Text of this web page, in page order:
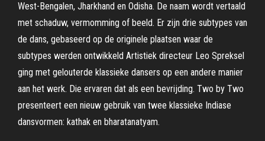
West-Bengalen, Jharkhand en Odisha. De naam wordt vertaald
met schaduw, vermomming of beeld. Er zijn drie subtypes van
de dans, gebaseerd op de originele plaatsen waar de
subtypes werden ontwikkeld Artistiek directeur Leo Spreksel
ging met gelouterde klassieke dansers op een andere manier
aan het werk. Die ervaren dat als een bevrijding. Two by Two
presenteert een nieuw gebruik van twee klassieke Indiase
dansvormen: kathak en bharatanatyam.